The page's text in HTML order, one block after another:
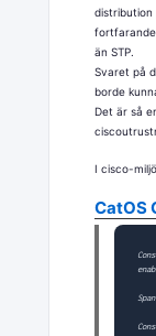
distribution
än STP.
Svaret på
borde
Det är så
I cisco-
CatOS